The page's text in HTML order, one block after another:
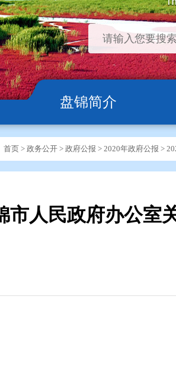
盘锦简介
首页 > 政务公开 > 政府公报 > 2020年政府公报 >
市人民政府办公室